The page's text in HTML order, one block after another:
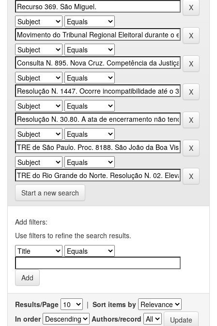
Start a new search
Add filters:
Use filters to refine the search results.
Results/Page | Sort items by
In order
Authors/record